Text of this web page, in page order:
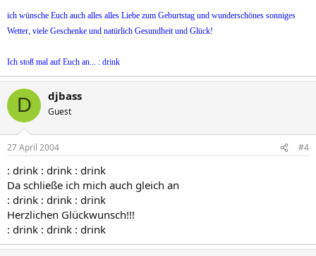
ich wünsche Euch auch alles alles Liebe zum Geburtstag und wunderschönes sonniges
Wetter, viele Geschenke und natürlich Gesundheit und Glück!
Ich stoß mal auf Euch an... : drink
D djbass
Guest
27 April 2004 #4
: drink : drink : drink
Da schließe ich mich auch gleich an
: drink : drink : drink
Herzlichen Glückwunsch!!!
: drink : drink : drink